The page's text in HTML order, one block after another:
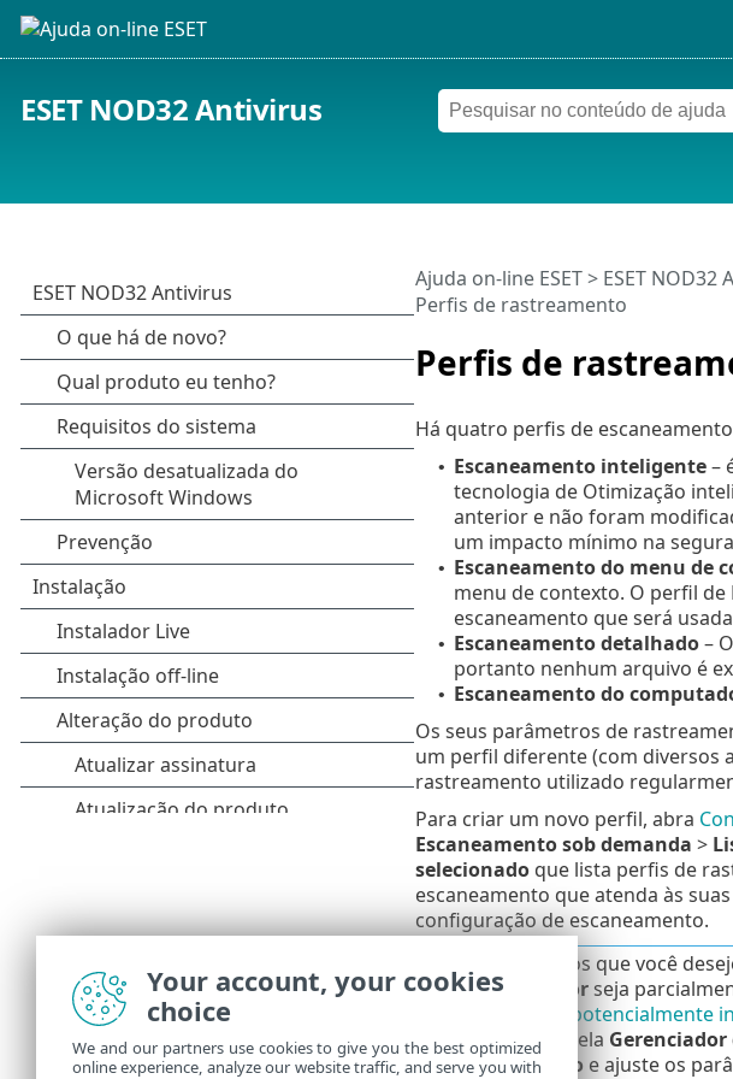
ESET NOD32 Antivirus
Perfis de
Ajuda on-line ESET> ESET NOD32
Perfis de rastreamento
Há quatro perfis de
• Escaneamento inteligente–
tecnologia de Otimização
anterior e não foram
um impacto mínimo na
• Escaneamento do menu de
menu de contexto. O perfil
escaneamento que será
• Escaneamento detalhado–
portanto nenhum arquivo é
• Escaneamento do
Os seus parâmetros de
um perfil diferente (com diversos
rastreamento utilizado
Para criar um novo perfil, abra
Escaneamento sob demanda >
selecionadoque lista perfis de
escaneamento que atenda às
configuração de escaneamento.
Suponhamos que você
computadorseja
aplicativos potencialmente
perfil na janela
selecionado e ajuste os
Your account, your cookies
choice
We and our partners use cookies to give you the best optimized
online experience, analyze our website traffic, and serve you with